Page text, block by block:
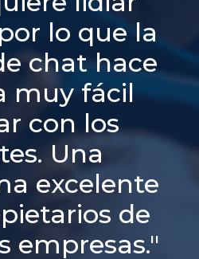
lo que la
chat hace
muy fácil
con los
Una
excelente
de
empresas."